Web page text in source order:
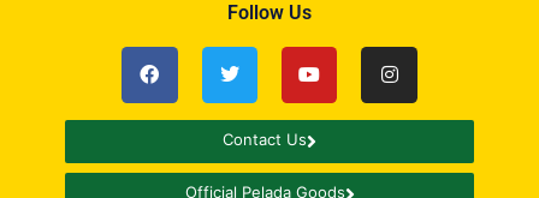
Follow Us
Contact Us
Official Pelada Goods